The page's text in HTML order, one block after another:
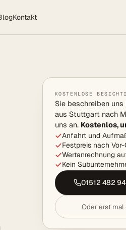
Kontakt
KOSTENLOSE
Sie beschreiben
aus Stuttgart nach
uns an. Kostenlos,
Anfahrt und
Festpreis nach Vor-
Wertanrechnung
Kein
01512 482
Oder erst